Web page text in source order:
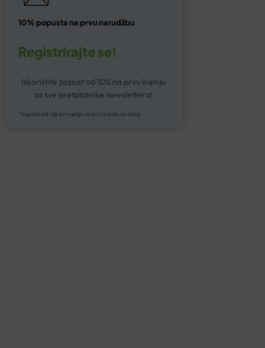
10% popusta na prvu narudžbu
Registrirajte se!
Iskoristite popust od 10% na prvu kupnju
za sve pretplatnike newslettera!
*kupon kod nije primjenjiv za proizvode na akciji